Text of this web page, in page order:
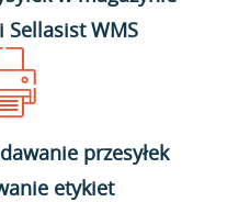
WMS
przesyłek
etykiet